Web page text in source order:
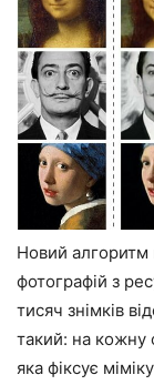
Новий алгоритм
фотографій з
тисяч знімків
такий: на кожну
яка фіксує